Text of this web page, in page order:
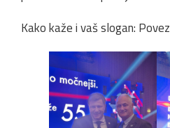
Kako kaže i vaš slogan: